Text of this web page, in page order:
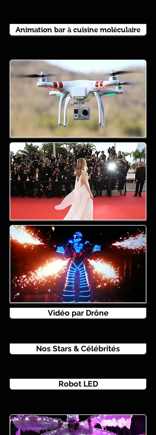
Animation bar à cuisine moléculaire
Vidéo par Drône
Nos Stars & Célébrités
Robot LED